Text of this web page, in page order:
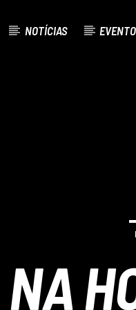
NOTÍCIAS